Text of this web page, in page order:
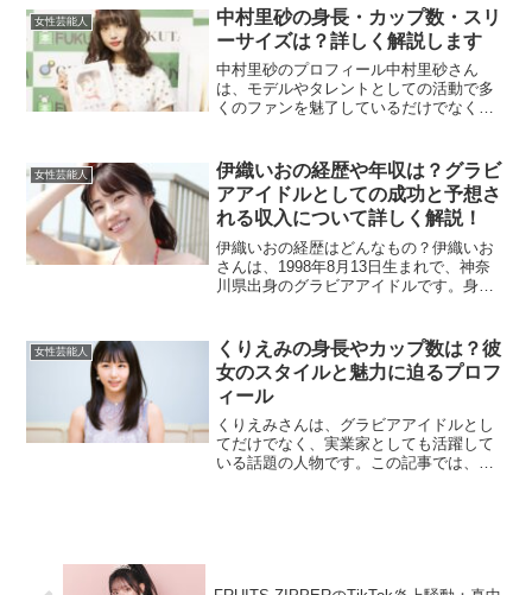
の魅力に迫ってみましょう。村重杏奈の
弟はホーム・アローンのケビ...
女性芸能人
中村里砂の身長・カップ数・スリ
ーサイズは？詳しく解説します
中村里砂のプロフィール中村里砂さん
は、モデルやタレントとしての活動で多
くのファンを魅了しているだけでなく、
います。彼女は、独自のファッションセ
ンスと繊細でかわいらしいル...
女性芸能人
伊織いおの経歴や年収は？グラビ
アアイドルとしての成功と予想さ
れる収入について詳しく解説！
伊織いおの経歴はどんなもの？伊織いお
さんは、1998年8月13日生まれで、神奈
川県出身のグラビアアイドルです。身長
了しています。彼女はもともと工業高校
で建設...
女性芸能人
くりえみの身長やカップ数は？彼
女のスタイルと魅力に迫るプロフ
ィール
くりえみさんは、グラビアアイドルとし
てだけでなく、実業家としても活躍して
いる話題の人物です。この記事では、く